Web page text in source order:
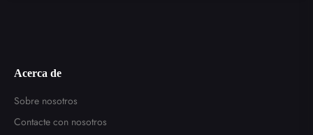
Acerca de
Sobre nosotros
Contacte con nosotros